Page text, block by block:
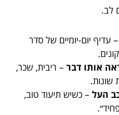
לב.
– עדיף יום-יומיים של סדר
אותו דבר – ריבית, שכר,
שונות.
העל – כשיש תיעוד טוב,